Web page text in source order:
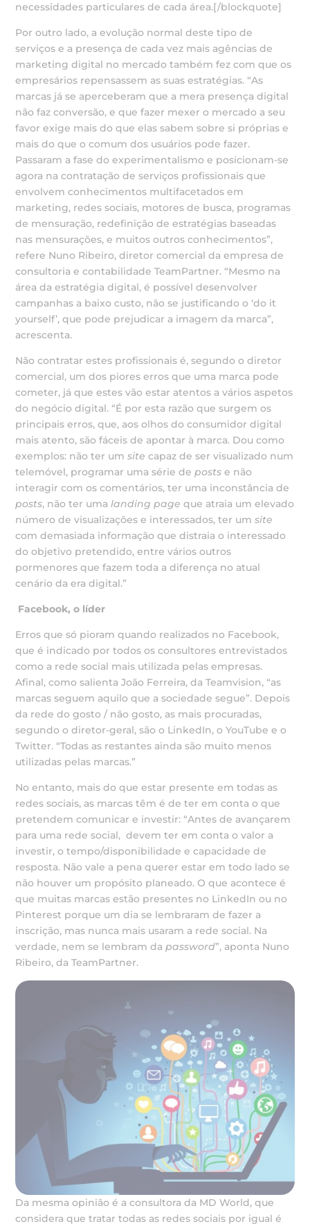
necessidades particulares de cada área.[/blockquote]
Por outro lado, a evolução normal deste tipo de
serviços e a presença de cada vez mais agências de
marketing digital no mercado também fez com que os
empresários repensassem as suas estratégias. “As
marcas já se aperceberam que a mera presença digital
não faz conversão, e que fazer mexer o mercado a seu
favor exige mais do que elas sabem sobre si próprias e
mais do que o comum dos usuários pode fazer.
Passaram a fase do experimentalismo e posicionam-se
agora na contratação de serviços profissionais que
envolvem conhecimentos multifacetados em
marketing, redes sociais, motores de busca, programas
de mensuração, redefinição de estratégias baseadas
nas mensurações, e muitos outros conhecimentos”,
refere Nuno Ribeiro, diretor comercial da empresa de
consultoria e contabilidade TeamPartner. “Mesmo na
área da estratégia digital, é possível desenvolver
campanhas a baixo custo, não se justificando o ‘do it
yourself’, que pode prejudicar a imagem da marca”,
acrescenta.
Não contratar estes profissionais é, segundo o diretor
comercial, um dos piores erros que uma marca pode
cometer, já que estes vão estar atentos a vários aspetos
do negócio digital. “É por esta razão que surgem os
principais erros, que, aos olhos do consumidor digital
mais atento, são fáceis de apontar à marca. Dou como
exemplos: não ter umsite capaz de ser visualizado num
telemóvel, programar uma série deposts e não
interagir com os comentários, ter uma inconstância de
posts, não ter umalanding page que atraia um elevado
número de visualizações e interessados, ter umsite
com demasiada informação que distraia o interessado
do objetivo pretendido, entre vários outros
pormenores que fazem toda a diferença no atual
cenário da era digital.”
Facebook, o líder
Erros que só pioram quando realizados no Facebook,
que é indicado por todos os consultores entrevistados
como a rede social mais utilizada pelas empresas.
Afinal, como salienta João Ferreira, da Teamvision, “as
marcas seguem aquilo que a sociedade segue”. Depois
da rede do gosto / não gosto, as mais procuradas,
segundo o diretor-geral, são o LinkedIn, o YouTube e o
Twitter. “Todas as restantes ainda são muito menos
utilizadas pelas marcas.”
No entanto, mais do que estar presente em todas as
redes sociais, as marcas têm é de ter em conta o que
pretendem comunicar e investir: “Antes de avançarem
para uma rede social, devem ter em conta o valor a
investir, o tempo/disponibilidade e capacidade de
resposta. Não vale a pena querer estar em todo lado se
não houver um propósito planeado. O que acontece é
que muitas marcas estão presentes no LinkedIn ou no
Pinterest porque um dia se lembraram de fazer a
inscrição, mas nunca mais usaram a rede social. Na
verdade, nem se lembram dapassword”, aponta Nuno
Ribeiro, da TeamPartner.
Da mesma opinião é a consultora da MD World, que
considera que tratar todas as redes sociais por igual é